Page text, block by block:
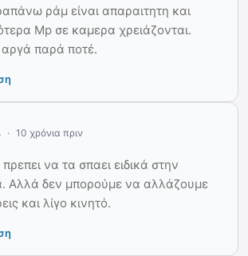
ράμ είναι απαραιτητη και
Mp σε καμερα χρειάζονται.
αργά παρά ποτέ.
10 χρόνια πριν
να τα σπαει ειδικά στην
Αλλά δεν μπορούμε να αλλάζουμε
και λίγο κινητό.